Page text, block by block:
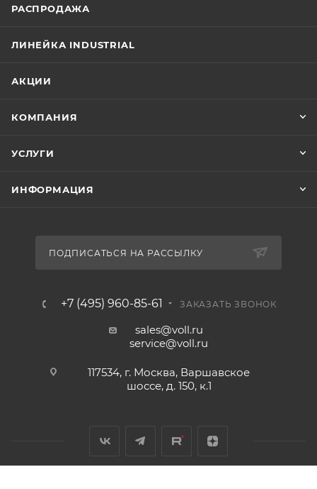
РАСПРОДАЖА
ЛИНЕЙКА INDUSTRIAL
АКЦИИ
КОМПАНИЯ
УСЛУГИ
ИНФОРМАЦИЯ
ПОДПИСАТЬСЯ НА РАССЫЛКУ
+7 (495) 960-85-61 ЗАКАЗАТЬ ЗВОНОК
sales@voll.ru
service@voll.ru
117534, г. Москва, Варшавское
шоссе, д. 150, к.1